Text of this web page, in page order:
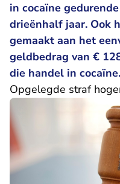
in cocaïne
drieënhalf jaar. Ook
gemaakt aan het
geldbedrag van €
die handel in cocaïne.
Opgelegde straf